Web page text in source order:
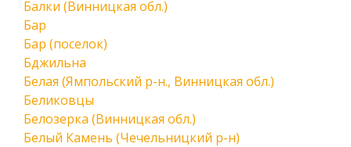
Балки (Винницкая обл.)
Бар
Бар (поселок)
Бджильна
Белая (Ямпольский р-н., Винницкая обл.)
Беликовцы
Белозерка (Винницкая обл.)
Белый Камень (Чечельницкий р-н)